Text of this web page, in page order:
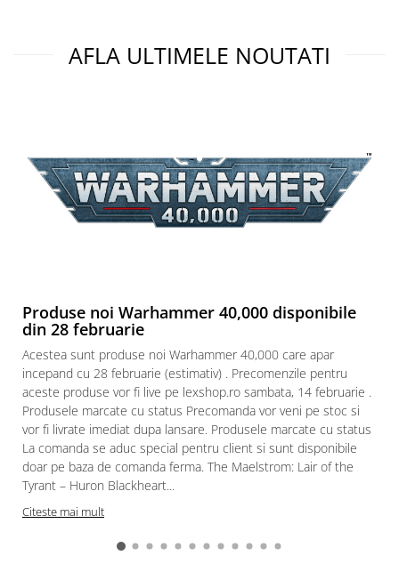
AFLA ULTIMELE NOUTATI
Produse noi Warhammer 40,000 disponibile
din 28 februarie
Acestea sunt produse noi Warhammer 40,000 care apar
incepand cu 28 februarie (estimativ) . Precomenzile pentru
aceste produse vor fi live pe lexshop.ro sambata, 14 februarie .
Produsele marcate cu status Precomanda vor veni pe stoc si
vor fi livrate imediat dupa lansare. Produsele marcate cu status
La comanda se aduc special pentru client si sunt disponibile
doar pe baza de comanda ferma. The Maelstrom: Lair of the
Tyrant – Huron Blackheart...
Citeste mai mult